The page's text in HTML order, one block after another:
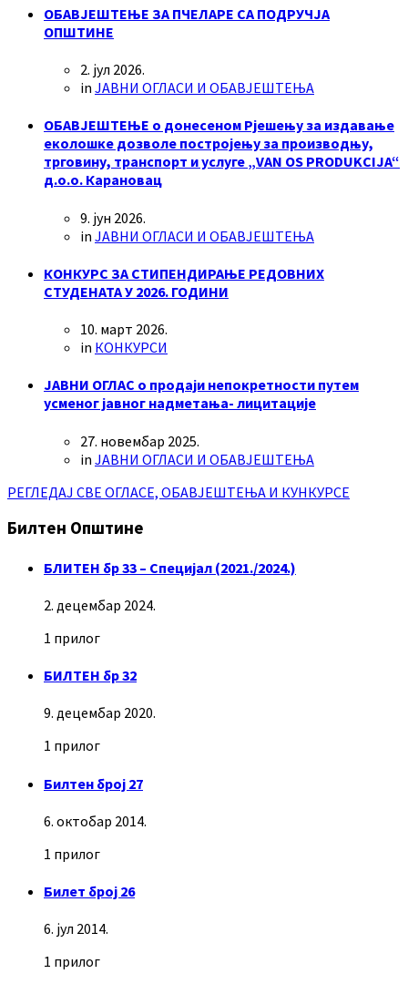
ОБАВЈЕШТЕЊЕ ЗА ПЧЕЛАРЕ СА ПОДРУЧЈА
ОПШТИНЕ
2. јул 2026.
in ЈАВНИ ОГЛАСИ И ОБАВЈЕШТЕЊА
ОБАВЈЕШТЕЊЕ о донесеном Рјешењу за издавање
еколошке дозволе постројењу за производњу,
трговину, транспорт и услуге „VAN OS PRODUKCIJA“
д.о.о. Карановац
9. јун 2026.
in ЈАВНИ ОГЛАСИ И ОБАВЈЕШТЕЊА
КОНКУРС ЗА СТИПЕНДИРАЊЕ РЕДОВНИХ
СТУДЕНАТА У 2026. ГОДИНИ
10. март 2026.
in КОНКУРСИ
ЈАВНИ ОГЛАС о продаји непокретности путем
усменог јавног надметања- лицитације
27. новембар 2025.
in ЈАВНИ ОГЛАСИ И ОБАВЈЕШТЕЊА
РЕГЛЕДАЈ СВЕ ОГЛАСЕ, ОБАВЈЕШТЕЊА И КУНКУРСЕ
Билтен Општине
БЛИТЕН бр 33 – Специјал (2021./2024.)
2. децембар 2024.
1 прилог
БИЛТЕН бр 32
9. децембар 2020.
1 прилог
Билтен број 27
6. октобар 2014.
1 прилог
Билет број 26
6. јул 2014.
1 прилог